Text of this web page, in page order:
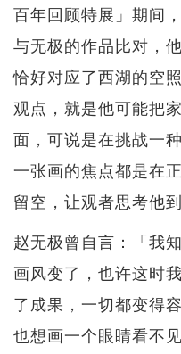
百年回顾特展」期间
与无极的作品比对，
恰好对应了西湖的空
观点，就是他可能把
面，可说是在挑战一
一张画的焦点都是在
留空，让观者思考他
赵无极曾自言：「我
画风变了，也许这时
了成果，一切都变得
也想画一个眼睛看不